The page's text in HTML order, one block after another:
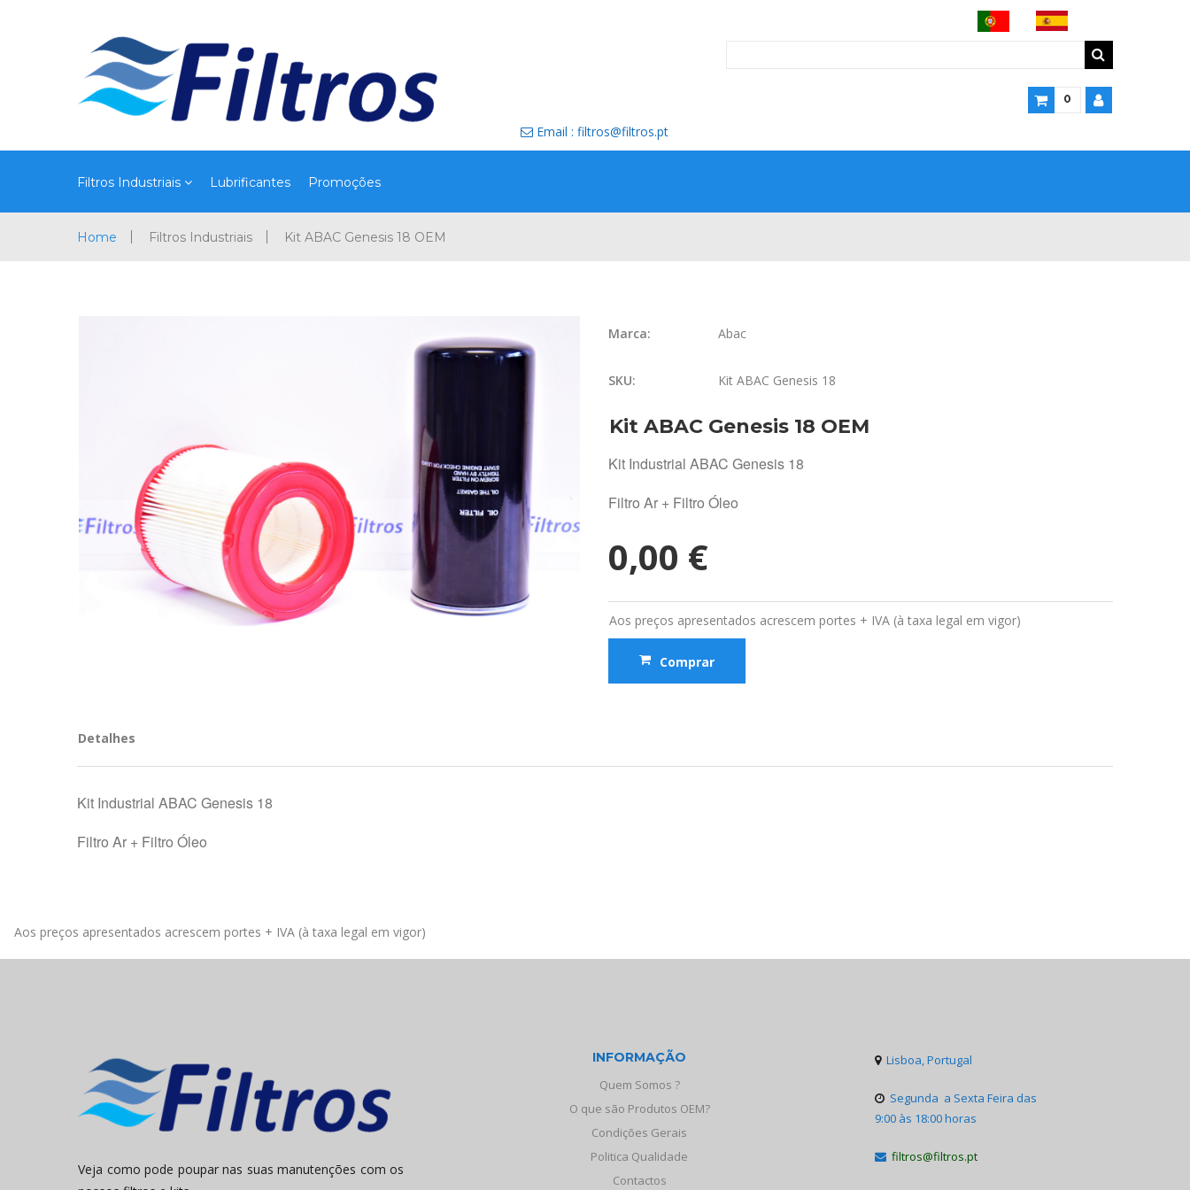
0
 Email : filtros@filtros.pt
Filtros Industriais Lubrificantes Promoções
Home Filtros Industriais Kit ABAC Genesis 18 OEM
Marca: Abac
SKU: Kit ABAC Genesis 18
Kit ABAC Genesis 18 OEM
Kit Industrial ABAC Genesis 18
Filtro Ar + Filtro Óleo
0,00 €
Aos preços apresentados acrescem portes + IVA (à taxa legal em vigor)
Comprar
Detalhes
Kit Industrial ABAC Genesis 18
Filtro Ar + Filtro Óleo
Aos preços apresentados acrescem portes + IVA (à taxa legal em vigor)
Veja como pode poupar nas suas manutenções com os
INFORMAÇÃO
Quem Somos ?
O que são Produtos OEM?
Condições Gerais
Politica Qualidade
Contactos
 Lisboa, Portugal
 Segunda a Sexta Feira das
9:00 às 18:00 horas
 filtros@filtros.pt